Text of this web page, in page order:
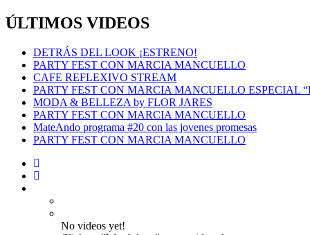
ÚLTIMOS VIDEOS
DETRÁS DEL LOOK ¡ESTRENO!
PARTY FEST CON MARCIA MANCUELLO
CAFE REFLEXIVO STREAM
PARTY FEST CON MARCIA MANCUELLO ESPECIAL
MODA & BELLEZA by FLOR JARES
PARTY FEST CON MARCIA MANCUELLO
MateAndo programa #20 con las jovenes promesas
PARTY FEST CON MARCIA MANCUELLO
No videos yet!